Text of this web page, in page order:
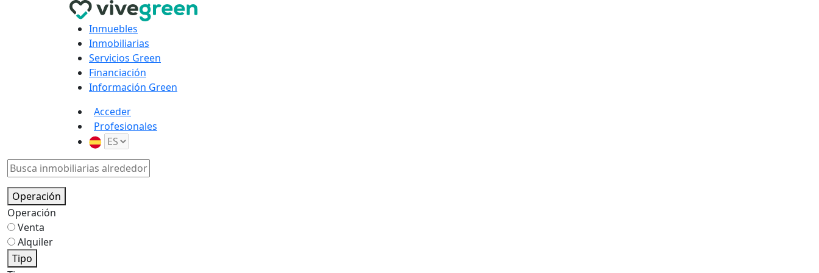
Inmuebles
Inmobiliarias
Servicios Green
Financiación
Información Green
Acceder
Profesionales
Operación
Operación
Venta
Alquiler
Tipo